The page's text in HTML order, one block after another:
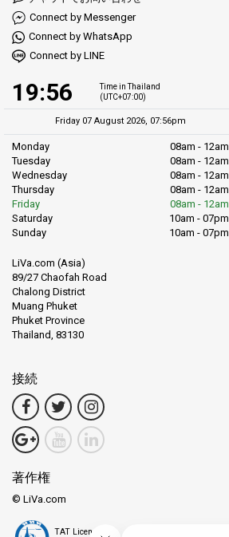
主な特徴
最新型カタマランによる高速移動
清潔でエアコン付きのキャビン
ライフジャケットなど安全装備が完備
親切で丁寧なスタッフ
手頃なチケット価格
スムーズなチェックインと乗船手続き
主な行き先のご紹介
トラート ～ クッド島
クッド島 ～ トラート（レームソック桟橋）
Connect by Messenger
Connect by WhatsApp
Connect by LINE
19:56
Time in Thailand
(UTC+07:00)
Friday 07 August 2026, 07:56pm
Monday
08am - 12am
Tuesday
08am - 12am
Wednesday
08am - 12am
Thursday
08am - 12am
Friday
08am - 12am
Saturday
10am - 07pm
Sunday
10am - 07pm
LiVa.com (Asia)
89/27 Chaofah Road
Chalong District
Muang Phuket
Phuket Province
Thailand, 83130
接続
著作権
© LiVa.com
TAT License